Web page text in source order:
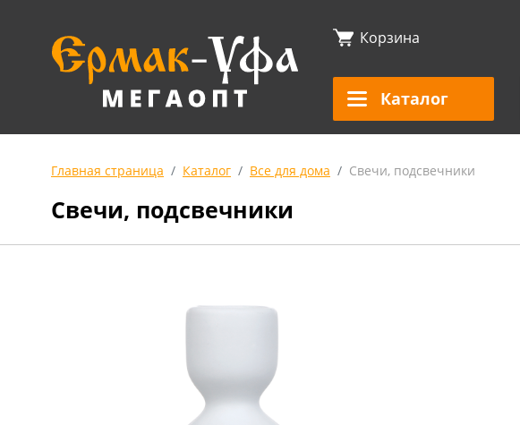
Корзина
Каталог
Главная страница Каталог Все для дома Свечи, подсвечники
Свечи, подсвечники